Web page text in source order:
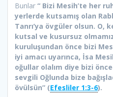
Bunlar “ Bizi Mesih’te her
yerlerde kutsamış olan
Tanrı’ya övgüler olsun. O,
kutsal ve kusursuz
kuruluşundan önce bizi
iyi amacı uyarınca, İsa
oğullar olalım diye bizi
sevgili Oğlunda bize
övülsün” (Efesliler 1:3-6).